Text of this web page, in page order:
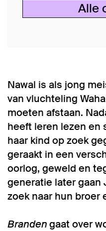
Alle
Nawal is als jong
van vluchteling
moeten afstaan.
heeft leren lezen en
haar kind op zoek
geraakt in een
oorlog, geweld en
generatie later gaan
zoek naar hun broer
Brandengaat over